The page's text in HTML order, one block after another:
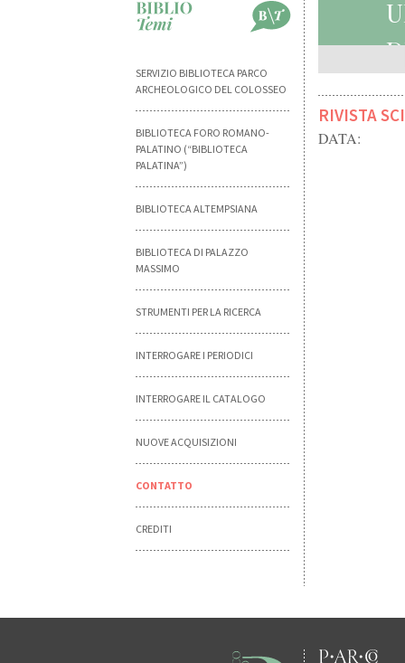
SERVIZIO BIBLIOTECA PARCO
ARCHEOLOGICO DEL COLOSSEO
BIBLIOTECA FORO ROMANO-
PALATINO (“BIBLIOTECA
PALATINA”)
BIBLIOTECA ALTEMPSIANA
BIBLIOTECA DI PALAZZO
MASSIMO
STRUMENTI PER LA RICERCA
INTERROGARE I PERIODICI
INTERROGARE IL CATALOGO
NUOVE ACQUISIZIONI
CONTATTO
CREDITI
RIVISTA
DATA: